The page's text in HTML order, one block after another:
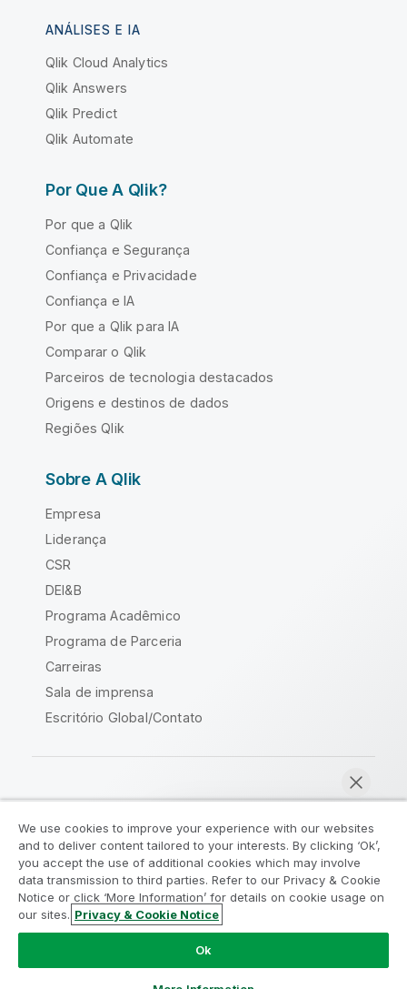
Bater papo agora
ANÁLISES E IA
Qlik Cloud Analytics
Qlik Answers
Qlik Predict
Qlik Automate
Por Que A Qlik?
Por que a Qlik
Confiança e Segurança
Confiança e Privacidade
Confiança e IA
Por que a Qlik para IA
Comparar o Qlik
Parceiros de tecnologia destacados
Origens e destinos de dados
Regiões Qlik
Sobre A Qlik
Empresa
Liderança
CSR
DEI&B
Programa Acadêmico
Programa de Parceria
Carreiras
Sala de imprensa
Escritório Global/Contato
Acordos legais
Termos do produto
Legal Policies
Políticas Legais
Termos de uso
Marcas comerciais
Do Not Share My Info
Copyright © 1993-2026 QlikTech International AB. Todos os
We use cookies to improve your experience with our websites
and to deliver content tailored to your interests. By clicking ‘Ok’,
you accept the use of additional cookies which may involve
data transmission to third parties. Refer to our Privacy & Cookie
Notice or click ‘More Information’ for details on cookie usage on
our sites. Privacy & Cookie Notice
Ok